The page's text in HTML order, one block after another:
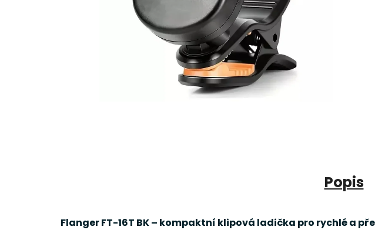
Popis
Flanger FT-16T BK – kompaktní klipová ladička pro rychlé a